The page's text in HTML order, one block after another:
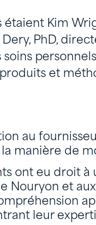
étaient Kim
PhD,
et
au
manière de
ont eu droit
Nouryon et
leur